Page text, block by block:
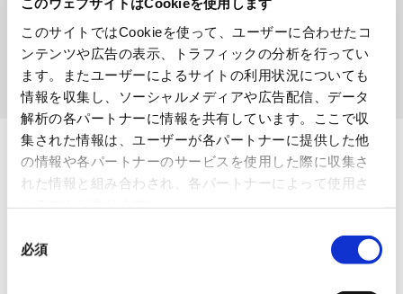
このサイトではCookieを使って、ユーザーに合わせたコ
ンテンツや広告の表示、トラフィックの分析を行ってい
ます。またユーザーによるサイトの利用状況についても
情報を収集し、ソーシャルメディアや広告配信、データ
解析の各パートナーに情報を共有しています。ここで収
集された情報は、ユーザーが各パートナーに提供した他
の情報や各パートナーのサービスを使用した際に収集さ
れた情報と組み合わされ、各パートナーによって使用さ
必須
検索する